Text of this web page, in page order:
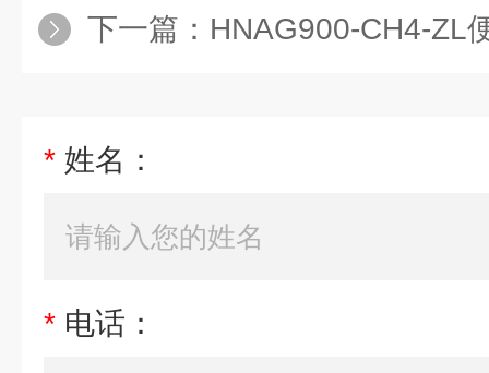
下一篇： HNAG900-CH4-ZL
* 姓名：
* 电话：